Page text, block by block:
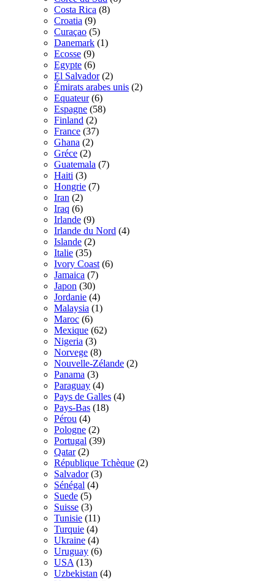
Costa Rica (8)
Croatia (9)
Curaçao (5)
Danemark (1)
Ecosse (9)
Egypte (6)
El Salvador (2)
Émirats arabes unis (2)
Equateur (6)
Espagne (58)
Finland (2)
France (37)
Ghana (2)
Gréce (2)
Guatemala (7)
Haiti (3)
Hongrie (7)
Iran (2)
Iraq (6)
Irlande (9)
Irlande du Nord (4)
Islande (2)
Italie (35)
Ivory Coast (6)
Jamaica (7)
Japon (30)
Jordanie (4)
Malaysia (1)
Maroc (6)
Mexique (62)
Nigeria (3)
Norvege (8)
Nouvelle-Zélande (2)
Panama (3)
Paraguay (4)
Pays de Galles (4)
Pays-Bas (18)
Pérou (4)
Pologne (2)
Portugal (39)
Qatar (2)
République Tchèque (2)
Salvador (3)
Sénégal (4)
Suede (5)
Suisse (3)
Tunisie (11)
Turquie (4)
Ukraine (4)
Uruguay (6)
USA (13)
Uzbekistan (4)